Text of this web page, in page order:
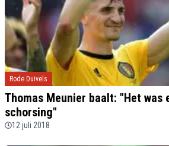
Rode Duivels
Thomas Meunier baalt: "Het was
schorsing"
12 juli 2018